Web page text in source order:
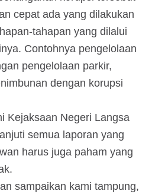
cepat ada yang dilakukan
tahapan yang dilalui
Contohnya pengelolaan
pengelolaan parkir,
dengan korupsi
Kejaksaan Negeri Langsa
semua laporan yang
harus juga paham yang
sampaikan kami tampung,